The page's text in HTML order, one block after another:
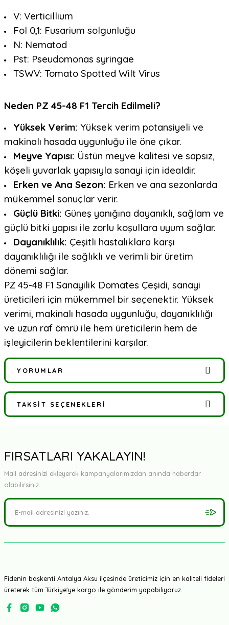
V: Verticillium
Fol 0,1: Fusarium solgunluğu
N: Nematod
Pst: Pseudomonas syringae
TSWV: Tomato Spotted Wilt Virus
Neden PZ 45-48 F1 Tercih Edilmeli?
Yüksek Verim: Yüksek verim potansiyeli ve
makinalı hasada uygunluğu ile öne çıkar.
Meyve Yapısı: Üstün meyve kalitesi ve sapsız,
köşeli yuvarlak yapısıyla sanayi için idealdir.
Erken ve Ana Sezon: Erken ve ana sezonlarda
mükemmel sonuçlar verir.
Güçlü Bitki: Güneş yanığına dayanıklı, sağlam ve
güçlü bitki yapısı ile zorlu koşullara uyum sağlar.
Dayanıklılık: Çeşitli hastalıklara karşı
dayanıklılığı ile sağlıklı ve verimli bir üretim
dönemi sağlar.
PZ 45-48 F1 Sanayilik Domates Çeşidi, sanayi
üreticileri için mükemmel bir seçenektir. Yüksek
verimi, makinalı hasada uygunluğu, dayanıklılığı
ve uzun raf ömrü ile hem üreticilerin hem de
işleyicilerin beklentilerini karşılar.
YORUMLAR
Bu ürüne ilk yorumu siz yapın!
TAKSIT SEÇENEKLERI
FIRSATLARI YAKALAYIN!
Mail adresinizi ekleyerek kampanyalarımızdan anında haberdar
olabilirsiniz.
Fidenin başkenti Antalya Aksu ilçesinde üreticimiz için en kaliteli fideleri
üreterek tüm Türkiye'ye kargo ile gönderim yapabiliyoruz.